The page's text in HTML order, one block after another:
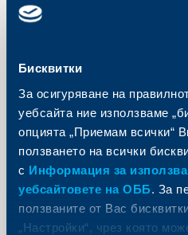
Бисквитки
За осигуряване на
уебсайта ние използваме
опцията „Приемам всички“
ползването на всички
с Информация за
уебсайтовете на ОББ. За
ползваните от Вас
„Настройки“, чрез която
Съобщения за клиенти
Изтеглени са
съвместната игра
26 октомври 2015
26.10.2015 г.